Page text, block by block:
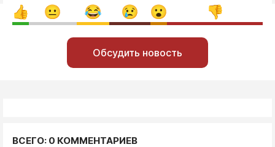
Обсудить новость
ВСЕГО: 0 КОММЕНТАРИЕВ